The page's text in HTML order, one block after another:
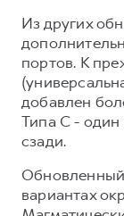
Из других
портов. К
добавлен
Типа C - один
сзади.
Обновленный
вариантах